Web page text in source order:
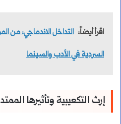
اقرأ أيضاً: التداخل الاندماجي: من
السردية في الأدب والسينما
إرث التكعيبية وتأثيرها الممتد